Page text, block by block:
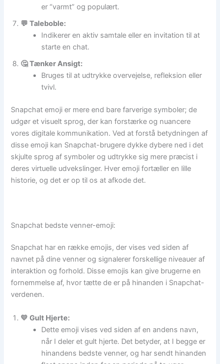
er “varmt” og populært.
💬 Taleboble:
Indikerer en aktiv samtale eller en invitation til at
starte en chat.
🤔 Tænker Ansigt:
Bruges til at udtrykke overvejelse, refleksion eller
tvivl.
Snapchat emoji er mere end bare farverige symboler; de
udgør et visuelt sprog, der kan forstærke og nuancere
vores digitale kommunikation. Ved at forstå betydningen af
disse emoji kan Snapchat-brugere dykke dybere ned i det
skjulte sprog af symboler og udtrykke sig mere præcist i
deres virtuelle udvekslinger. Hver emoji fortæller en lille
historie, og det er op til os at afkode det.
Snapchat bedste venner-emoji:
Snapchat har en række emojis, der vises ved siden af
navnet på dine venner og signalerer forskellige niveauer af
interaktion og forhold. Disse emojis kan give brugerne en
fornemmelse af, hvor tætte de er på hinanden i Snapchat-
verdenen.
💛 Gult Hjerte:
Dette emoji vises ved siden af en andens navn,
når I deler et gult hjerte. Det betyder, at I begge er
hinandens bedste venner, og har sendt hinanden